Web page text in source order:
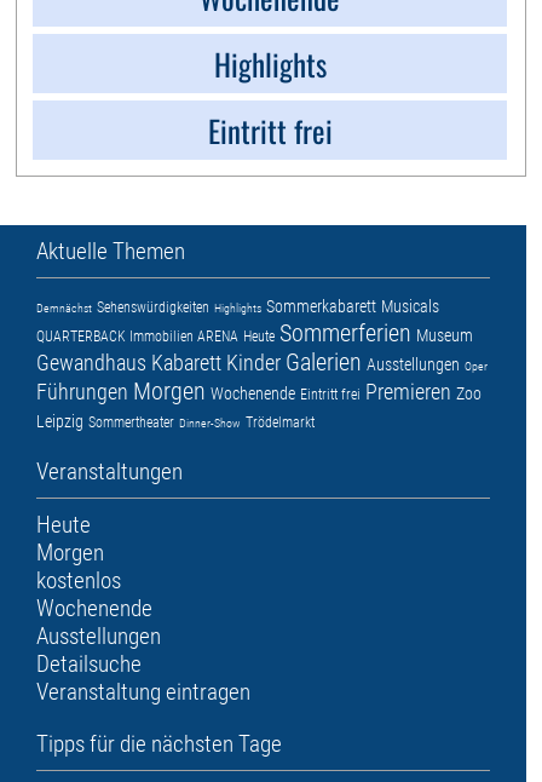
Highlights
Eintritt frei
Aktuelle Themen
Demnächst Sehenswürdigkeiten Highlights Sommerkabarett Musicals
QUARTERBACK Immobilien ARENA Heute Sommerferien Museum
Gewandhaus Kabarett Kinder Galerien Ausstellungen Oper
Führungen Morgen Wochenende Eintritt frei Premieren Zoo
Leipzig Sommertheater Dinner-Show Trödelmarkt
Veranstaltungen
Heute
Morgen
kostenlos
Wochenende
Ausstellungen
Detailsuche
Veranstaltung eintragen
Tipps für die nächsten Tage